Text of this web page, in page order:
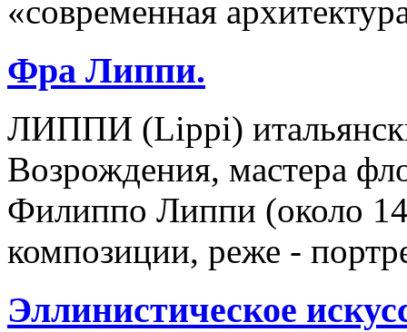
«современная
Фра Липпи.
ЛИППИ (Lippi)
Возрождения, мастера
Филиппо Липпи (около
композиции, реже -
Эллинистическое